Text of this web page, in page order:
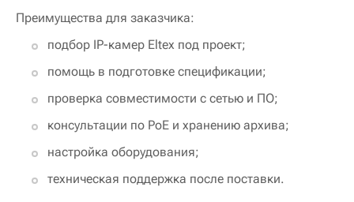
Преимущества для заказчика:
подбор IP-камер Eltex под проект;
помощь в подготовке спецификации;
проверка совместимости с сетью и ПО;
консультации по PoE и хранению архива;
настройка оборудования;
техническая поддержка после поставки.